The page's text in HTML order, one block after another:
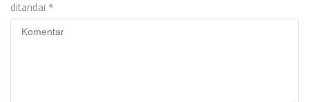
ditandai *